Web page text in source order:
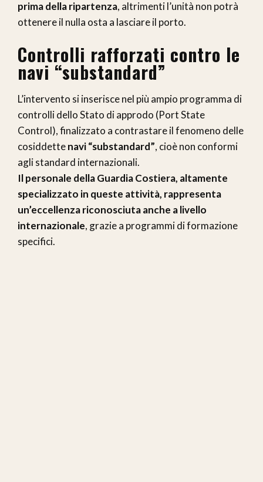
prima della ripartenza, altrimenti l’unità non potrà
ottenere il nulla osta a lasciare il porto.
Controlli rafforzati contro le
navi “substandard”
L’intervento si inserisce nel più ampio programma di
controlli dello Stato di approdo (Port State
Control), finalizzato a contrastare il fenomeno delle
cosiddettenavi “substandard”, cioè non conformi
agli standard internazionali.
Il personale della Guardia Costiera, altamente
specializzato in queste attività, rappresenta
un’eccellenza riconosciuta anche a livello
internazionale, grazie a programmi di formazione
specifici.